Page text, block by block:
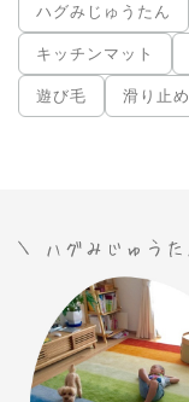
ハグみじゅうたん
キッチンマット
遊び毛 滑り止め